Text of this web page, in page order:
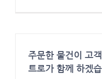
주문한 물건이 고
트로가 함께 하겠